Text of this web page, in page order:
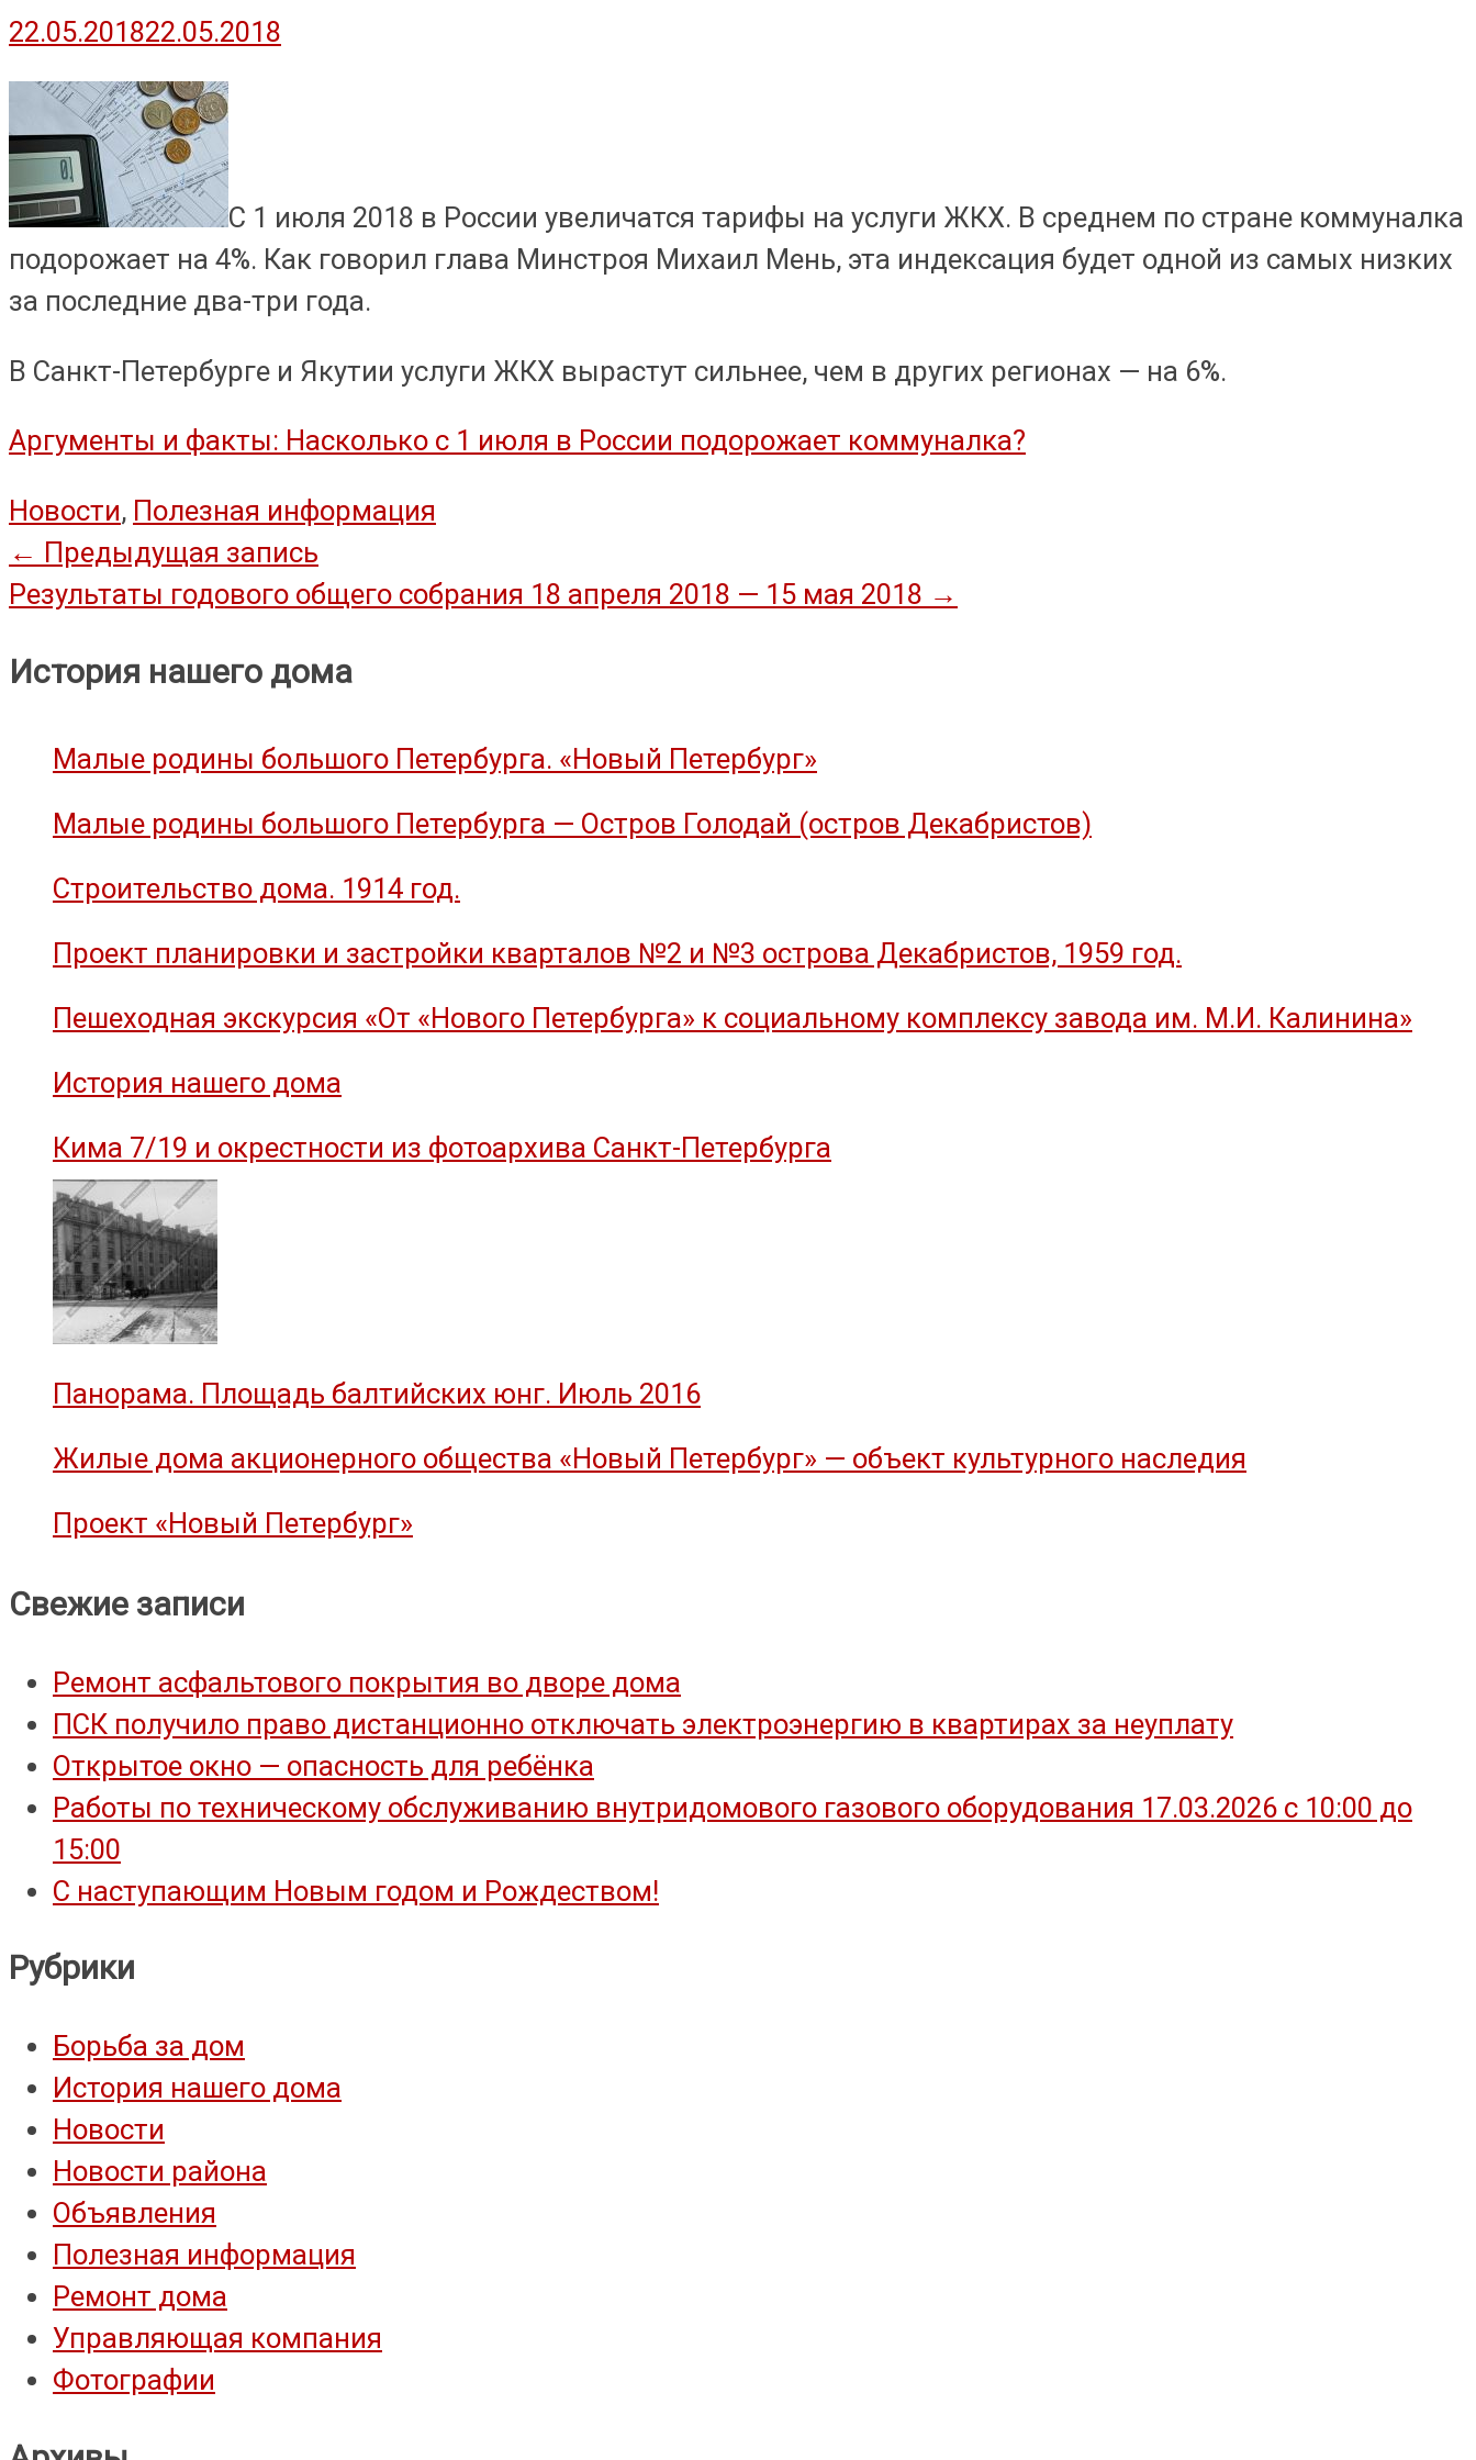
22.05.201822.05.2018
С 1 июля 2018 в России увеличатся тарифы на услуги ЖКХ. В среднем по стране коммуналка
подорожает на 4%. Как говорил глава Минстроя Михаил Мень, эта индексация будет одной из самых низких
за последние два-три года.
В Санкт-Петербурге и Якутии услуги ЖКХ вырастут сильнее, чем в других регионах — на 6%.
Аргументы и факты: Насколько с 1 июля в России подорожает коммуналка?
Новости, Полезная информация
Навигация
по
записям
← Предыдущая запись
Результаты годового общего собрания 18 апреля 2018 — 15 мая 2018 →
История нашего дома
Малые родины большого Петербурга. «Новый Петербург»
Малые родины большого Петербурга — Остров Голодай (остров Декабристов)
Строительство дома. 1914 год.
Проект планировки и застройки кварталов №2 и №3 острова Декабристов, 1959 год.
Пешеходная экскурсия «От «Нового Петербурга» к социальному комплексу завода им. М.И. Калинина»
История нашего дома
Кима 7/19 и окрестности из фотоархива Санкт-Петербурга
Панорама. Площадь балтийских юнг. Июль 2016
Жилые дома акционерного общества «Новый Петербург» — объект культурного наследия
Проект «Новый Петербург»
Свежие записи
Ремонт асфальтового покрытия во дворе дома
ПСК получило право дистанционно отключать электроэнергию в квартирах за неуплату
Открытое окно — опасность для ребёнка
Работы по техническому обслуживанию внутридомового газового оборудования 17.03.2026 с 10:00 до
15:00
С наступающим Новым годом и Рождеством!
Рубрики
Борьба за дом
История нашего дома
Новости
Новости района
Объявления
Полезная информация
Ремонт дома
Управляющая компания
Фотографии